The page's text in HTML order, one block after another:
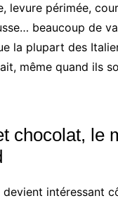
levure périmée,
beaucoup de
la plupart des
même quand ils
chocolat, le
devient intéressant